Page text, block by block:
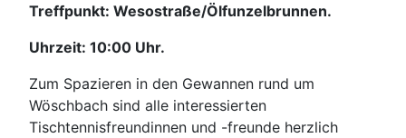
Treffpunkt: Wesostraße/Ölfunzelbrunnen.
Uhrzeit: 10:00 Uhr.
Zum Spazieren in den Gewannen rund um
Wöschbach sind alle interessierten
Tischtennisfreundinnen und -freunde herzlich